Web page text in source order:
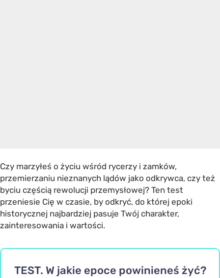
Czy marzyłeś o życiu wśród rycerzy i zamków,
przemierzaniu nieznanych lądów jako odkrywca, czy też
byciu częścią rewolucji przemysłowej? Ten test
przeniesie Cię w czasie, by odkryć, do której epoki
historycznej najbardziej pasuje Twój charakter,
zainteresowania i wartości.
TEST. W jakie epoce powinieneś żyć?